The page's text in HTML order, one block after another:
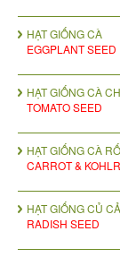
HẠT GIỐNG CÀ
EGGPLANT SEED
HẠT GIỐNG CÀ
TOMATO SEED
HẠT GIỐNG CÀ
CARROT &
HẠT GIỐNG CỦ
RADISH SEED